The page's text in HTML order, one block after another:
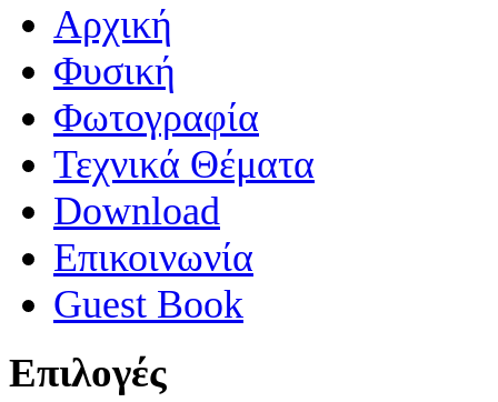
Aρχική
Φυσική
Φωτογραφία
Τεχνικά Θέματα
Download
Επικοινωνία
Guest Book
Επιλογές